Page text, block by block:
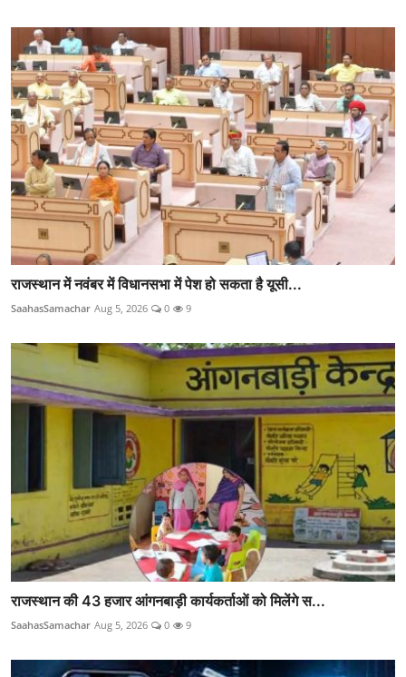
राजस्थान में नवंबर में विधानसभा में पेश हो सकता है यूसी...
SaahasSamachar Aug 5, 2026 0 9
राजस्थान की 43 हजार आंगनबाड़ी कार्यकर्ताओं को मिलेंगे स...
SaahasSamachar Aug 5, 2026 0 9